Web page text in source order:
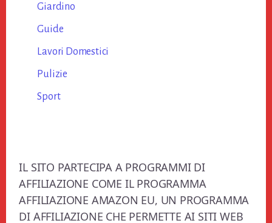
Giardino
Guide
Lavori Domestici
Pulizie
Sport
IL SITO PARTECIPA A PROGRAMMI DI
AFFILIAZIONE COME IL PROGRAMMA
AFFILIAZIONE AMAZON EU, UN PROGRAMMA
DI AFFILIAZIONE CHE PERMETTE AI SITI WEB